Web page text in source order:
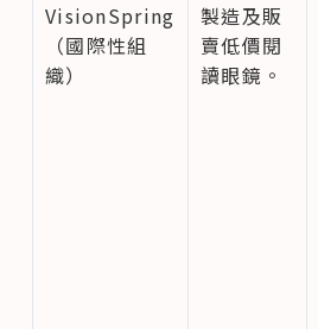
VisionSpring
（國際性組
織）
製造及販
賣低價閱
讀眼鏡。